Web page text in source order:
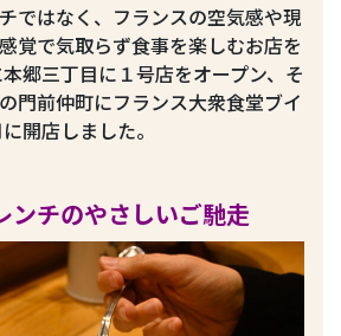
ではなく、フランスの空気感や現
覚で気取らず食事を楽しむお店を
郷三丁目に１号店をオープン、そ
門前仲町にフランス大衆食堂ブイ
開店しました。
ンチのやさしいご馳走